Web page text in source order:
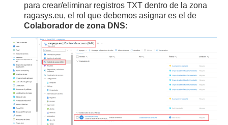
para crear/eliminar registros TXT dentro de la zona
ragasys.eu, el rol que debemos asignar es el de
Colaborador de zona DNS: